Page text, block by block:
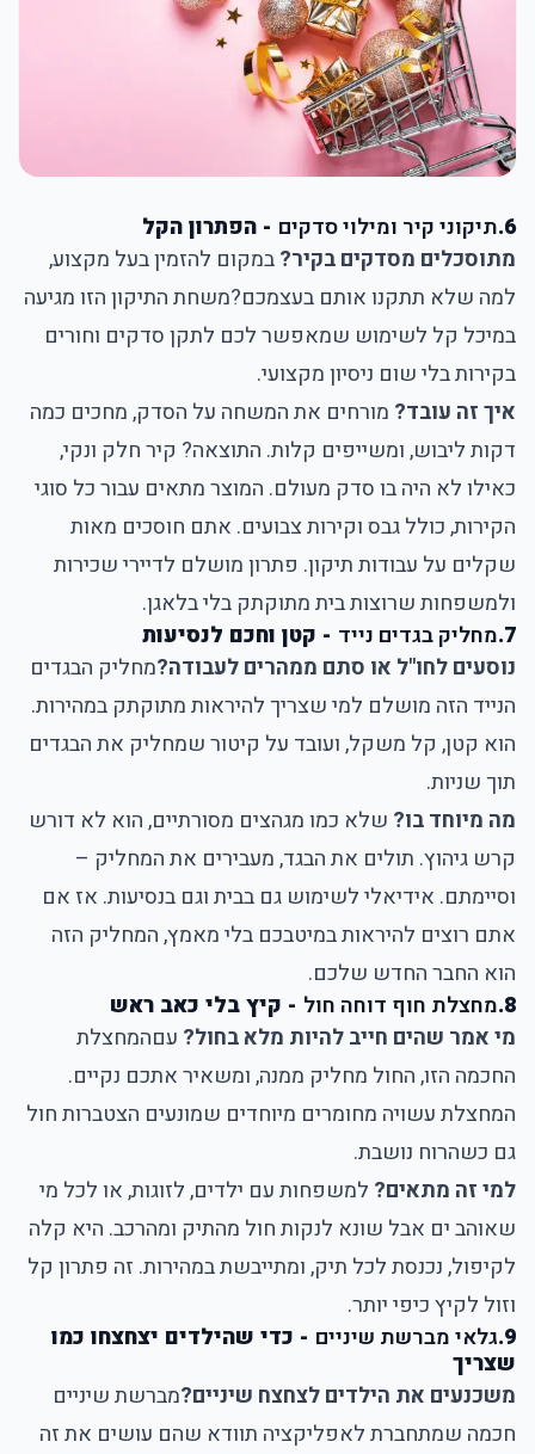
6. תיקוני קיר ומילוי סדקים - הפתרון הקל
מתוסכלים מסדקים בקיר?במקום להזמין בעל מקצוע,
למה שלא תתקנו אותם בעצמכם?משחת התיקוןהזו מגיעה
במיכל קל לשימוש שמאפשר לכם לתקן סדקים וחורים
בקירות בלי שום ניסיון מקצועי.
איך זה עובד? מורחים את המשחה על הסדק, מחכים כמה
דקות ליבוש, ומשייפים קלות. התוצאה? קיר חלק ונקי,
כאילו לא היה בו סדק מעולם. המוצר מתאים עבור כל סוגי
הקירות, כולל גבס וקירות צבועים. אתם חוסכים מאות
שקלים על עבודות תיקון. פתרון מושלם לדיירי שכירות
ולמשפחות שרוצות בית מתוקתק בלי בלאגן.
7. מחליק בגדים נייד - קטן וחכם לנסיעות
נוסעים לחו"ל או סתם ממהרים לעבודה?מחליק הבגדים
הנייד הזה מושלם למי שצריך להיראות מתוקתק במהירות.
הוא קטן, קל משקל, ועובד על קיטור שמחליק את הבגדים
תוך שניות.
מה מיוחד בו? שלא כמו מגהצים מסורתיים, הוא לא דורש
קרש גיהוץ. תולים את הבגד, מעבירים את המחליק –
וסיימתם. אידיאלי לשימוש גם בבית וגם בנסיעות. אז אם
אתם רוצים להיראות במיטבכם בלי מאמץ, המחליק הזה
הוא החבר החדש שלכם.
8. מחצלת חוף דוחה חול - קיץ בלי כאב ראש
מי אמר שהים חייב להיות מלא בחול? עםהמחצלת
החכמה הזו, החול מחליק ממנה, ומשאיר אתכם נקיים.
המחצלת עשויה מחומרים מיוחדים שמונעים הצטברות חול
גם כשהרוח נושבת.
למי זה מתאים? למשפחות עם ילדים, לזוגות, או לכל מי
שאוהב ים אבל שונא לנקות חול מהתיק ומהרכב. היא קלה
לקיפול, נכנסת לכל תיק, ומתייבשת במהירות. זה פתרון קל
וזול לקיץ כיפי יותר.
9. גלאי מברשת שיניים - כדי שהילדים יצחצחו כמו
שצריך
משכנעים את הילדים לצחצח שיניים?מברשת שיניים
חכמה שמתחברת לאפליקציה תוודא שהם עושים את זה